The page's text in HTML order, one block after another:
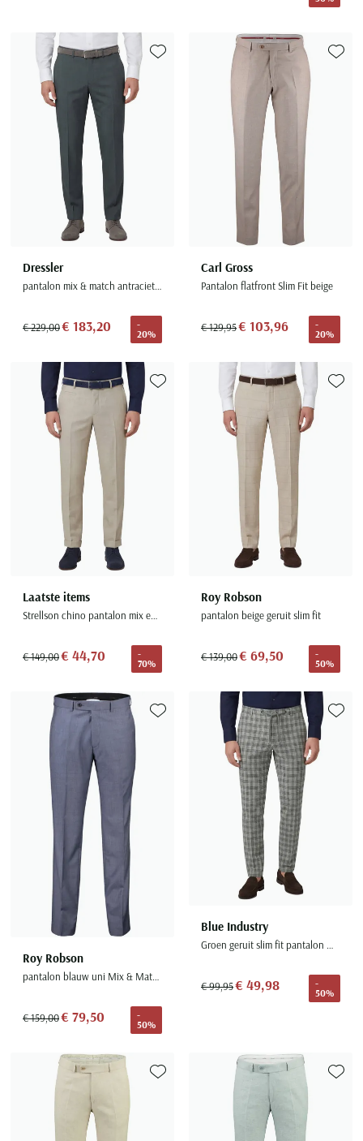
Dressler
pantalon mix & match antraciet shaped fit flatfront
€ 229,00€ 183,20
-
20%
Toevoegen aan favorieten
Carl Gross
Pantalon flatfront Slim Fit beige
€ 129,95€ 103,96
-
20%
Laatste items
Strellson chino pantalon mix en match beige effen normale fit
€ 149,00€ 44,70
-
70%
Toevoegen aan favorieten
Roy Robson
pantalon beige geruit slim fit
€ 139,00€ 69,50
-
50%
Roy Robson
pantalon blauw uni Mix & Match
€ 159,00€ 79,50
-
50%
Toevoegen aan favorieten
Blue Industry
Groen geruit slim fit pantalon mix en match
€ 99,95€ 49,98
-
50%
Toevoegen aan favorieten